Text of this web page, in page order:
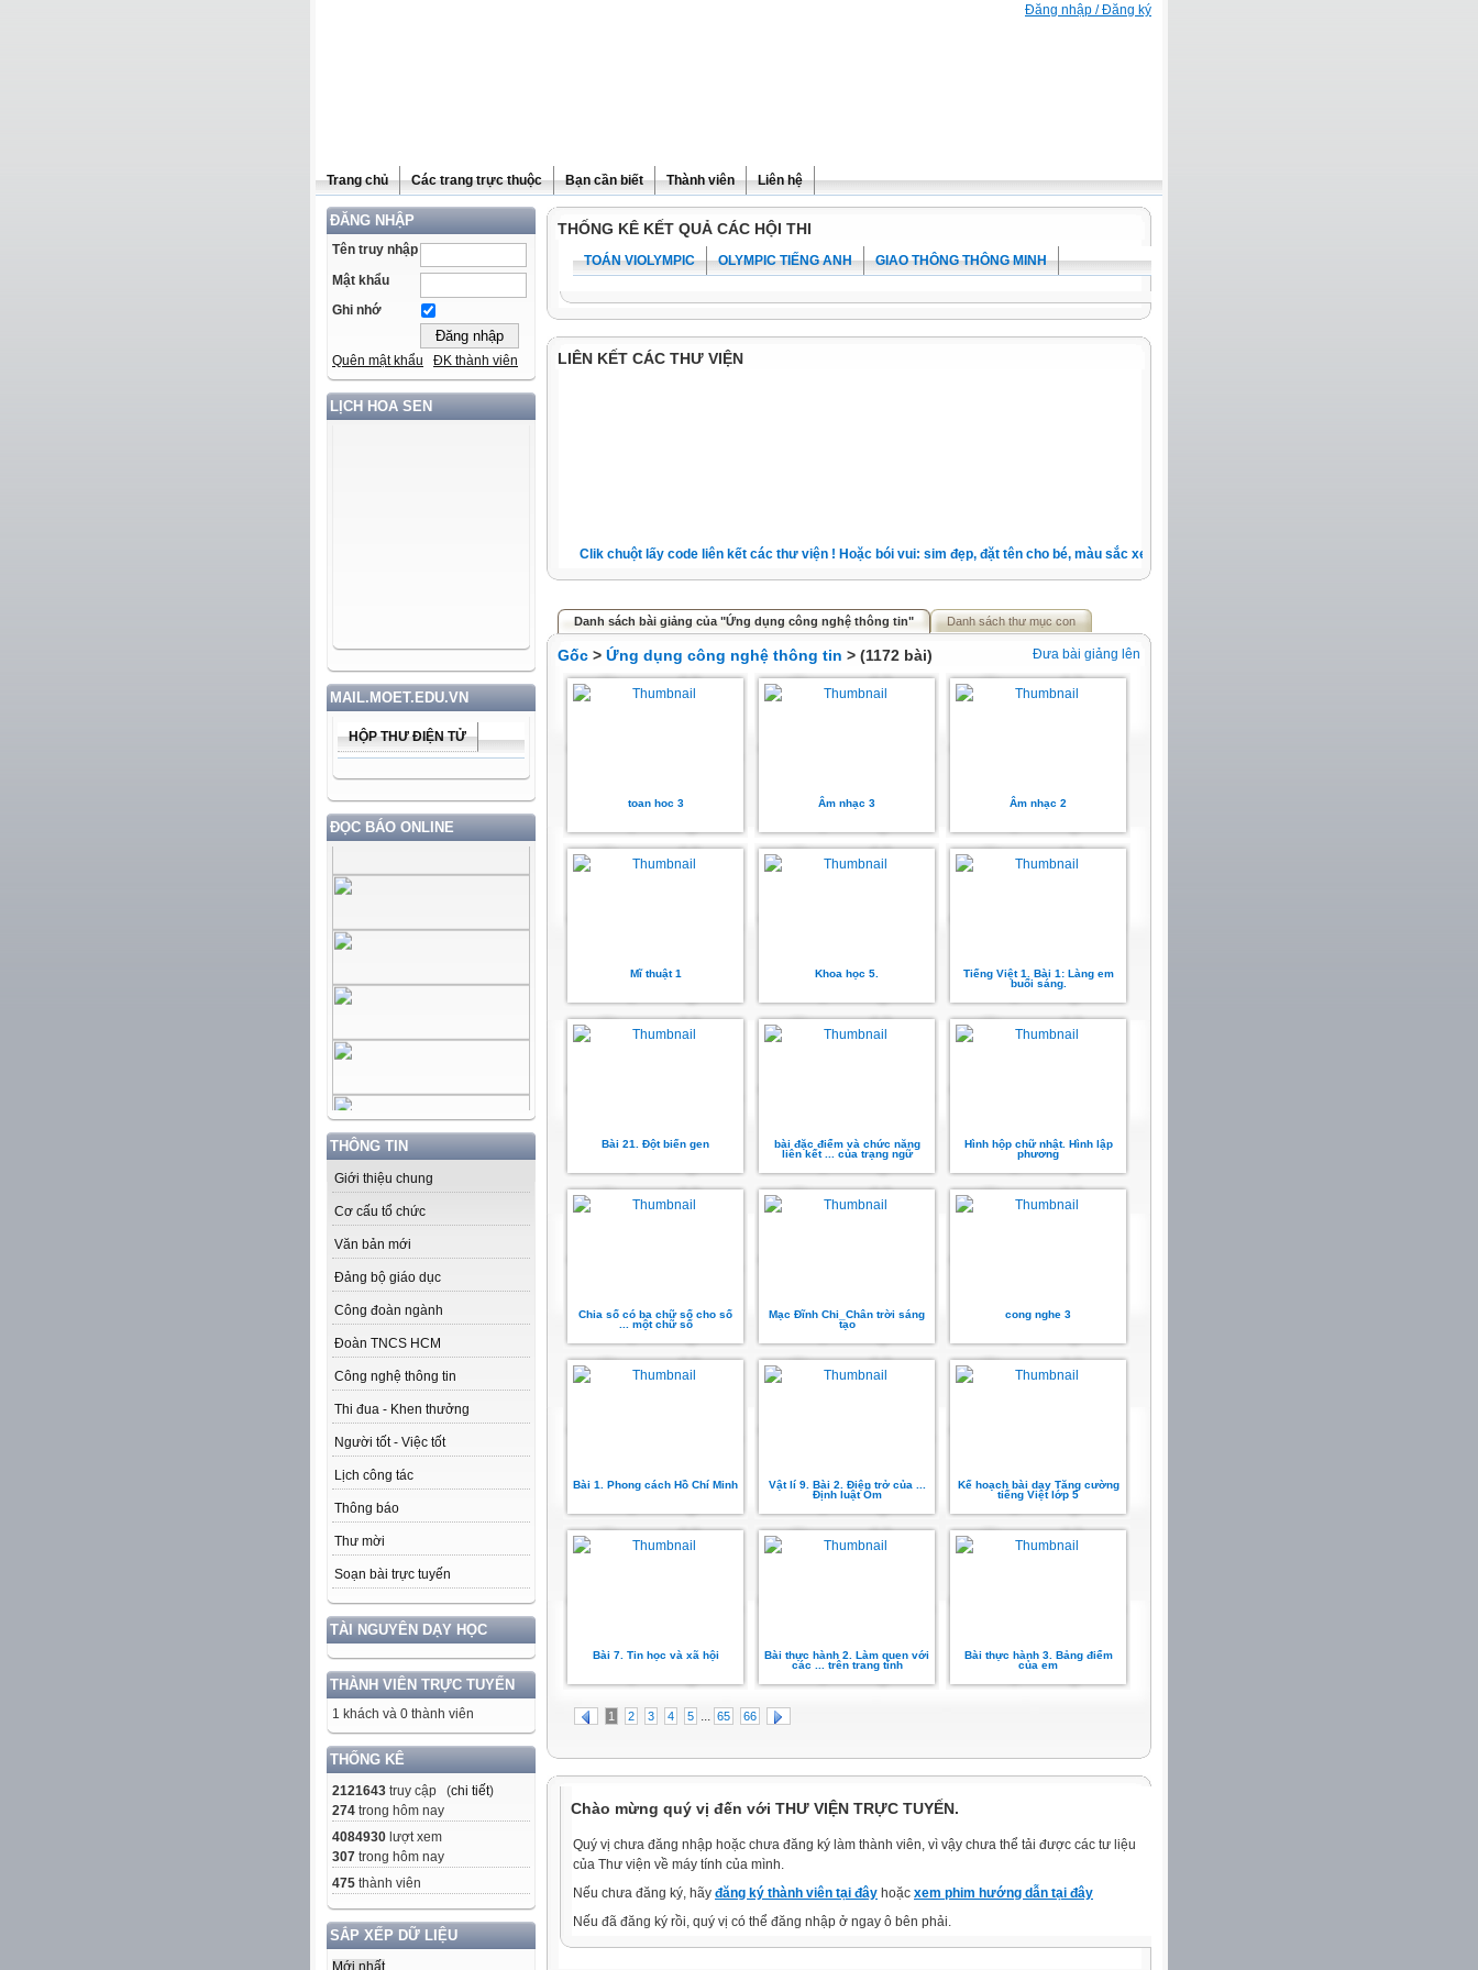
Đăng nhập / Đăng ký
Trang chủ Các trang trực thuộc Bạn cần biết Thành viên Liên hệ
ĐĂNG NHẬP
Tên truy nhập
Mật khẩu
Ghi nhớ
Quên mật khẩu ĐK thành viên
LỊCH HOA SEN
MAIL.MOET.EDU.VN
HỘP THƯ ĐIỆN TỬ
ĐỌC BÁO ONLINE
THÔNG TIN
Giới thiệu chung
Cơ cấu tổ chức
Văn bản mới
Đảng bộ giáo dục
Công đoàn ngành
Đoàn TNCS HCM
Công nghệ thông tin
Thi đua - Khen thưởng
Người tốt - Việc tốt
Lịch công tác
Thông báo
Thư mời
Soạn bài trực tuyến
TÀI NGUYÊN DẠY HỌC
THÀNH VIÊN TRỰC TUYẾN
1 khách và 0 thành viên
THỐNG KÊ
2121643 truy cập (chi tiết)
274 trong hôm nay
4084930 lượt xem
307 trong hôm nay
475 thành viên
SẮP XẾP DỮ LIỆU
Mới nhất
THỐNG KÊ KẾT QUẢ CÁC HỘI THI
TOÁN VIOLYMPIC OLYMPIC TIẾNG ANH GIAO THÔNG THÔNG MINH
LIÊN KẾT CÁC THƯ VIỆN
Clik chuột lấy code liên kết các thư viện ! Hoặc bói vui: sim đẹp, đặt tên cho bé, màu sắc xe, nốt ruồi, xem tuổi.v.v.v )
Danh sách bài giảng của "Ứng dụng công nghệ thông tin" Danh sách thư mục con
Đưa bài giảng lên
Gốc > Ứng dụng công nghệ thông tin > (1172 bài)
toan hoc 3 Âm nhạc 3 Âm nhạc 2
Mĩ thuật 1 Khoa học 5.
Tiếng Việt 1. Bài 1: Làng em
buổi sáng.
Bài 21. Đột biến gen
bài đặc điểm và chức năng
liên kết ... của trạng ngữ
Hình hộp chữ nhật. Hình lập
phương
Chia số có ba chữ số cho số
... một chữ số
Mạc Đĩnh Chi_Chân trời sáng
tạo
cong nghe 3
Bài 1. Phong cách Hồ Chí Minh
Vật lí 9. Bài 2. Điện trở của ...
Định luật Ôm
Kế hoạch bài dạy Tăng cường
tiếng Việt lớp 5
Bài 7. Tin học và xã hội
Bài thực hành 2. Làm quen với
các ... trên trang tính
Bài thực hành 3. Bảng điểm
của em
1 2 3 4 5 ... 65 66
Chào mừng quý vị đến với THƯ VIỆN TRỰC TUYẾN.
Quý vị chưa đăng nhập hoặc chưa đăng ký làm thành viên, vì vậy chưa thể tải được các tư liệu
của Thư viện về máy tính của mình.
Nếu chưa đăng ký, hãy đăng ký thành viên tại đây hoặc xem phim hướng dẫn tại đây
Nếu đã đăng ký rồi, quý vị có thể đăng nhập ở ngay ô bên phải.